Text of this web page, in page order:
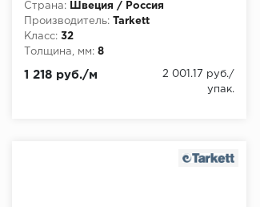
Страна:
Швеция / Россия
Производитель:
Tarkett
Класс: 32
Толщина, мм: 8
1 218 руб./м
2 001.17 руб./
упак.